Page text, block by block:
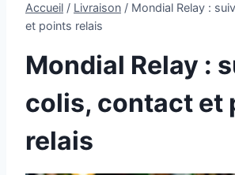
Accueil / Livraison / Mondial Relay :
et points relais
Mondial Relay :
colis, contact et
relais